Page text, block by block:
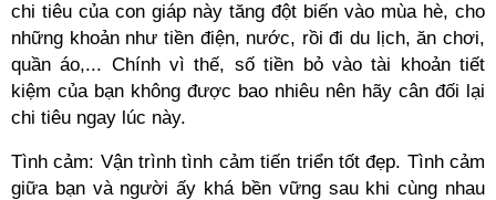
chi tiêu của con giáp này tăng đột biến vào mùa hè, cho
những khoản như tiền điện, nước, rồi đi du lịch, ăn chơi,
quần áo,... Chính vì thế, số tiền bỏ vào tài khoản tiết
kiệm của bạn không được bao nhiêu nên hãy cân đối lại
chi tiêu ngay lúc này.
Tình cảm: Vận trình tình cảm tiến triển tốt đẹp. Tình cảm
giữa bạn và người ấy khá bền vững sau khi cùng nhau